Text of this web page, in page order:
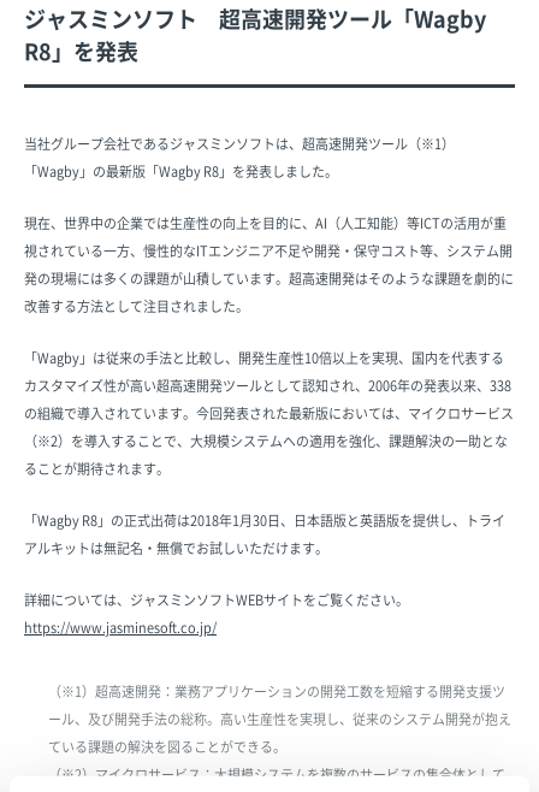
ジャスミンソフト 超高速開発ツール「Wagby
R8」を発表
当社グループ会社であるジャスミンソフトは、超高速開発ツール（※1）
「Wagby」の最新版「Wagby R8」を発表しました。
現在、世界中の企業では生産性の向上を目的に、AI（人工知能）等ICTの活用が重
視されている一方、慢性的なITエンジニア不足や開発・保守コスト等、システム開
発の現場には多くの課題が山積しています。超高速開発はそのような課題を劇的に
改善する方法として注目されました。
「Wagby」は従来の手法と比較し、開発生産性10倍以上を実現、国内を代表する
カスタマイズ性が高い超高速開発ツールとして認知され、2006年の発表以来、338
の組織で導入されています。今回発表された最新版においては、マイクロサービス
（※2）を導入することで、大規模システムへの適用を強化、課題解決の一助とな
ることが期待されます。
「Wagby R8」の正式出荷は2018年1月30日、日本語版と英語版を提供し、トライ
アルキットは無記名・無償でお試しいただけます。
詳細については、ジャスミンソフトWEBサイトをご覧ください。
https://www.jasminesoft.co.jp/
（※1）超高速開発：業務アプリケーションの開発工数を短縮する開発支援ツ
ール、及び開発手法の総称。高い生産性を実現し、従来のシステム開発が抱え
ている課題の解決を図ることができる。
（※2）マイクロサービス：大規模システムを複数のサービスの集合体として